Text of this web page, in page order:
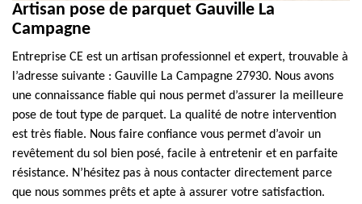
Artisan pose de parquet Gauville La
Campagne
Entreprise CE est un artisan professionnel et expert, trouvable à
l’adresse suivante : Gauville La Campagne 27930. Nous avons
une connaissance fiable qui nous permet d’assurer la meilleure
pose de tout type de parquet. La qualité de notre intervention
est très fiable. Nous faire confiance vous permet d’avoir un
revêtement du sol bien posé, facile à entretenir et en parfaite
résistance. N’hésitez pas à nous contacter directement parce
que nous sommes prêts et apte à assurer votre satisfaction.